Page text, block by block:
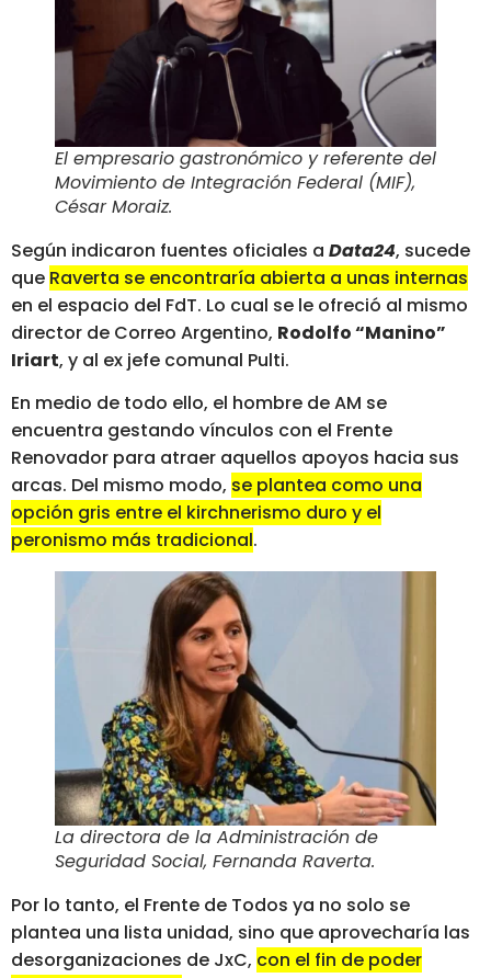
El empresario gastronómico y referente del
Movimiento de Integración Federal (MIF),
César Moraiz.
Según indicaron fuentes oficiales a Data24, sucede
que Raverta se encontraría abierta a unas internas
en el espacio del FdT. Lo cual se le ofreció al mismo
director de Correo Argentino, Rodolfo “Manino”
Iriart, y al ex jefe comunal Pulti.
En medio de todo ello, el hombre de AM se
encuentra gestando vínculos con el Frente
Renovador para atraer aquellos apoyos hacia sus
arcas. Del mismo modo, se plantea como una
opción gris entre el kirchnerismo duro y el
peronismo más tradicional.
La directora de la Administración de
Seguridad Social, Fernanda Raverta.
Por lo tanto, el Frente de Todos ya no solo se
plantea una lista unidad, sino que aprovecharía las
desorganizaciones de JxC, con el fin de poder